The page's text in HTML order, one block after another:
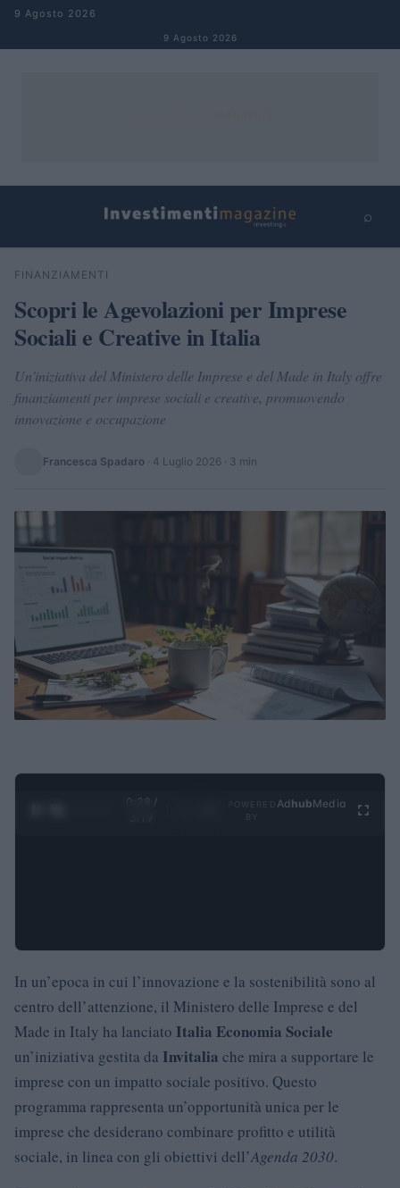
Salta al contenuto
9 Agosto 2026
9 Agosto 2026
⌕
Cerca
FINANZIAMENTI
Scopri le Agevolazioni per Imprese
Sociali e Creative in Italia
Un'iniziativa del Ministero delle Imprese e del Made in Italy offre
finanziamenti per imprese sociali e creative, promuovendo
innovazione e occupazione
Francesca Spadaro · 4 Luglio 2026 · 3 min
0:28 /
Ad hubMedia
In un’epoca in cui l’innovazione e la sostenibilità sono al
centro dell’attenzione, il Ministero delle Imprese e del
Made in Italy ha lanciato Italia Economia Sociale
un’iniziativa gestita da Invitalia che mira a supportare le
imprese con un impatto sociale positivo. Questo
programma rappresenta un’opportunità unica per le
imprese che desiderano combinare profitto e utilità
sociale, in linea con gli obiettivi dell’Agenda 2030.